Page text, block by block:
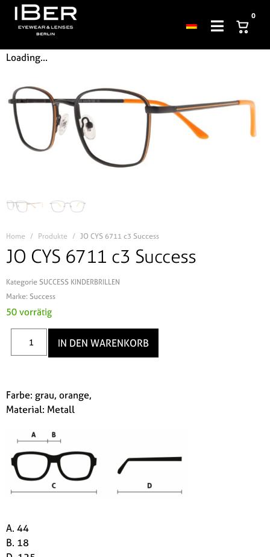
0
Loading...
Home Produkte JO CYS 6711 c3 Success
JO CYS 6711 c3 Success
KategorieSUCCESS KINDERBRILLEN
Marke:Success
50 vorrätig
IN DEN WARENKORB
Farbe: grau, orange,
Material: Metall
A. 44
B. 18